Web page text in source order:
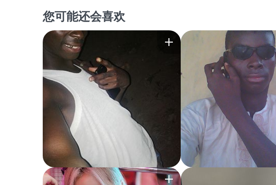
您可能还会喜欢